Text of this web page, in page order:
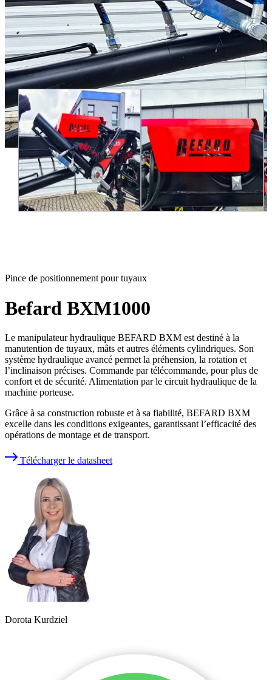
Pince de positionnement pour tuyaux
Befard BXM1000
Le manipulateur hydraulique BEFARD BXM est destiné à la
manutention de tuyaux, mâts et autres éléments cylindriques. Son
système hydraulique avancé permet la préhension, la rotation et
l’inclinaison précises. Commande par télécommande, pour plus de
confort et de sécurité. Alimentation par le circuit hydraulique de la
machine porteuse.
Grâce à sa construction robuste et à sa fiabilité, BEFARD BXM
excelle dans les conditions exigeantes, garantissant l’efficacité des
opérations de montage et de transport.
Télécharger le datasheet
Dorota Kurdziel